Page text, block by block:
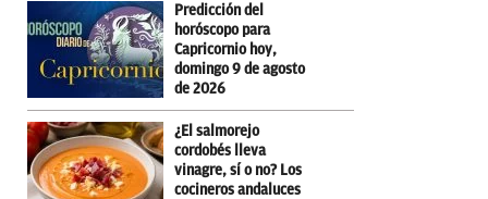
Predicción del
horóscopo para
Capricornio hoy,
domingo 9 de agosto
de 2026
¿El salmorejo
cordobés lleva
vinagre, sí o no? Los
cocineros andaluces